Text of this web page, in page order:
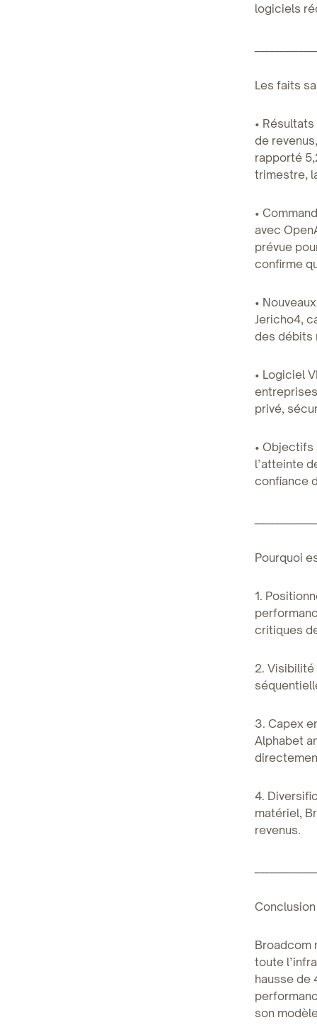
logiciels
Les faits
•
de
rapporté
trimestre,
•
avec
prévue
confirme
•
Jericho4,
des débits
• Logiciel
privé,
• Objectifs
l’atteinte
confiance
Pourquoi
1.
critiques
2.
3. Capex
Alphabet
4.
matériel,
revenus.
Conclusion
Broadcom
toute
hausse de
son